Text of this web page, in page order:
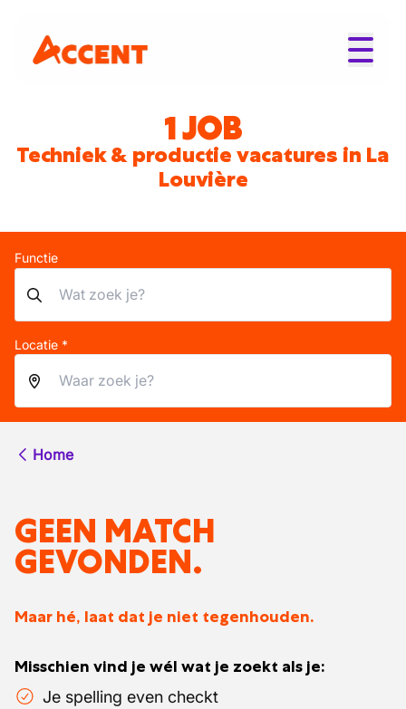
1 JOB
Techniek & productie vacatures in La
Louvière
Functie
Locatie *
Home
GEEN MATCH
GEVONDEN.
Maar hé, laat dat je niet tegenhouden.
Misschien vind je wél wat je zoekt als je:
Je spelling even checkt